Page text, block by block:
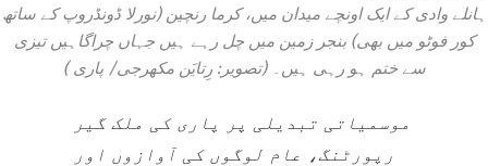
ہانلے وادی کے ایک اونچے میدان میں، کرما رنچین (نورلا ڈونڈروپ کے ساتھ
کور فوٹو میں بھی) بنجر زمین میں چل رہے ہیں جہاں چراگاہیں تیزی
سے ختم ہو رہی ہیں۔ (تصویر: رِتایَن مکھرجی/پاری)
موسمیاتی تبدیلی پر پاری کی ملک گیر
رپورٹنگ، عام لوگوں کی آوازوں اور